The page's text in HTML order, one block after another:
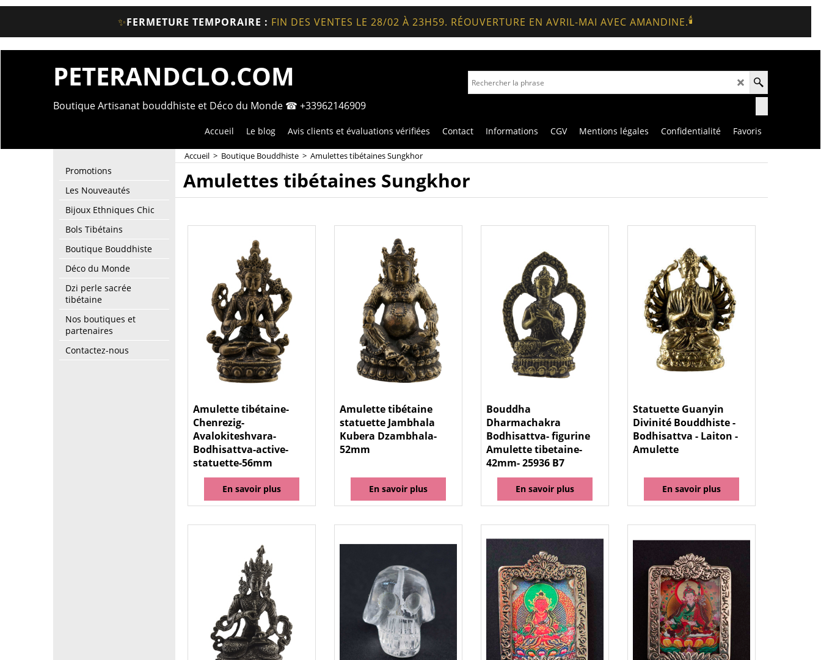
✨FERMETURE TEMPORAIRE : FIN DES VENTES LE 28/02 À 23H59. RÉOUVERTURE EN AVRIL-MAI AVEC AMANDINE.🕯️
PETERANDCLO.COM
Boutique Artisanat bouddhiste et Déco du Monde ☎ +33962146909
Accueil Le blog Avis clients et évaluations vérifiées Contact Informations CGV Mentions légales Confidentialité Favoris
Promotions
Les Nouveautés
Bijoux Ethniques Chic
Bols Tibétains
Boutique Bouddhiste
Déco du Monde
Dzi perle sacrée
tibétaine
Nos boutiques et
partenaires
Contactez-nous
Accueil > Boutique Bouddhiste > Amulettes tibétaines Sungkhor
Amulettes tibétaines Sungkhor
Amulette tibétaine-
Chenrezig-
Avalokiteshvara-
Bodhisattva-active-
statuette-56mm
En savoir plus
Amulette tibétaine
statuette Jambhala
Kubera Dzambhala-
52mm
En savoir plus
Bouddha
Dharmachakra
Bodhisattva- figurine
Amulette tibetaine-
42mm- 25936 B7
En savoir plus
Statuette Guanyin
Divinité Bouddhiste -
Bodhisattva - Laiton -
Amulette
En savoir plus